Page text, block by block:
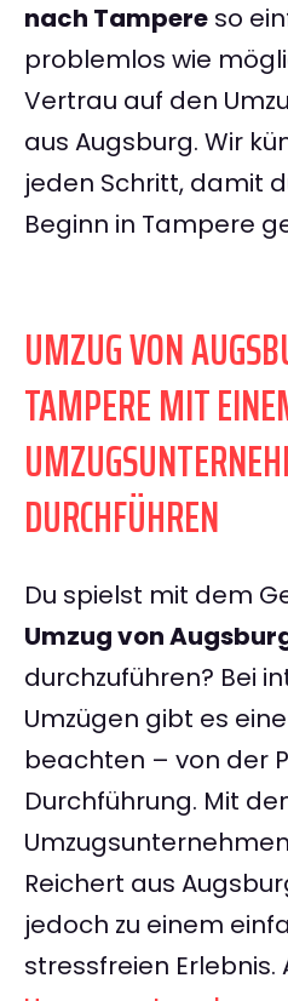
nach Tampere so
problemlos wie
Vertrau auf den
aus Augsburg. Wir
jeden Schritt, damit
Beginn in Tampere
UMZUG VON
TAMPERE MIT
DURCHFÜHREN
Du spielst mit dem
Umzug von
durchzuführen? Bei
Umzügen gibt es
beachten – von der
Durchführung. Mit
Reichert aus
jedoch zu einem
stressfreien Erlebnis.